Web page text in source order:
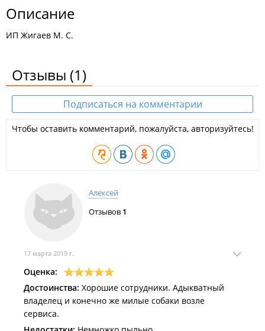
Описание
ИП Жигаев М. С.
Отзывы (1)
Подписаться на комментарии
Чтобы оставить комментарий, пожалуйста, авторизуйтесь!
Алексей
Отзывов 1
17 марта 2019 г.
Оценка:
Достоинства: Хорошие сотрудники. Адыкватный
владелец и конечно же милые собаки возле
сервиса.